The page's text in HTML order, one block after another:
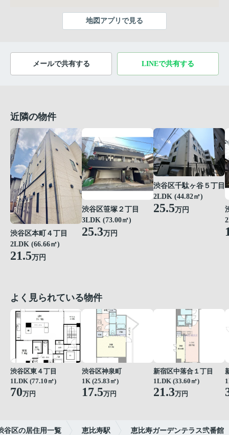
地図アプリで見る
メールで共有する LINEで共有する
近隣の物件
渋谷区本町４丁目
2LDK (66.66㎡)
21.5万円
渋谷区笹塚２丁目
3LDK (73.00㎡)
25.3万円
渋谷区千駄ヶ谷５丁目
2LDK (44.82㎡)
25.5万円
よく見られている物件
渋谷区東４丁目
1LDK (77.10㎡)
70万円
渋谷区神泉町
1K (25.83㎡)
17.5万円
新宿区中落合１丁目
1LDK (33.60㎡)
21.3万円
谷区の居住用一覧 恵比寿駅 恵比寿ガーデンテラス弐番館